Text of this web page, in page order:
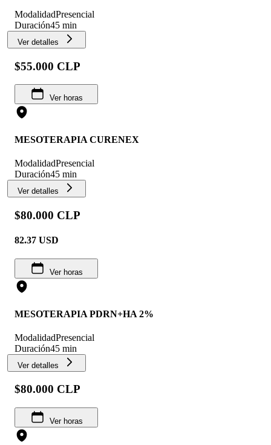
ModalidadPresencial
Duración45 min
Ver detalles
$55.000 CLP
Ver horas
MESOTERAPIA CURENEX
ModalidadPresencial
Duración45 min
Ver detalles
$80.000 CLP
82.37 USD
Ver horas
MESOTERAPIA PDRN+HA 2%
ModalidadPresencial
Duración45 min
Ver detalles
$80.000 CLP
Ver horas